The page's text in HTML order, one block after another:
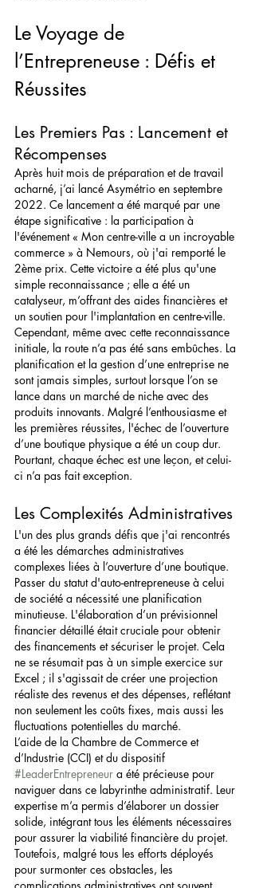
Le Voyage de
l’Entrepreneuse : Défis et
Réussites
Les Premiers Pas : Lancement et
Récompenses
Après huit mois de préparation et de travail
acharné, j’ai lancé Asymétrio en septembre
2022. Ce lancement a été marqué par une
étape significative : la participation à
l'événement « Mon centre-ville a un incroyable
commerce » à Nemours, où j'ai remporté le
2ème prix. Cette victoire a été plus qu'une
simple reconnaissance ; elle a été un
catalyseur, m’offrant des aides financières et
un soutien pour l'implantation en centre-ville.
Cependant, même avec cette reconnaissance
initiale, la route n’a pas été sans embûches. La
planification et la gestion d’une entreprise ne
sont jamais simples, surtout lorsque l’on se
lance dans un marché de niche avec des
produits innovants. Malgré l’enthousiasme et
les premières réussites, l'échec de l’ouverture
d’une boutique physique a été un coup dur.
Pourtant, chaque échec est une leçon, et celui-
ci n’a pas fait exception.
Les Complexités Administratives
L'un des plus grands défis que j'ai rencontrés
a été les démarches administratives
complexes liées à l’ouverture d’une boutique.
Passer du statut d'auto-entrepreneuse à celui
de société a nécessité une planification
minutieuse. L'élaboration d’un prévisionnel
financier détaillé était cruciale pour obtenir
des financements et sécuriser le projet. Cela
ne se résumait pas à un simple exercice sur
Excel ; il s'agissait de créer une projection
réaliste des revenus et des dépenses, reflétant
non seulement les coûts fixes, mais aussi les
fluctuations potentielles du marché.
L’aide de la Chambre de Commerce et
d’Industrie (CCI) et du dispositif
#LeaderEntrepreneur a été précieuse pour
naviguer dans ce labyrinthe administratif. Leur
expertise m’a permis d’élaborer un dossier
solide, intégrant tous les éléments nécessaires
pour assurer la viabilité financière du projet.
Toutefois, malgré tous les efforts déployés
pour surmonter ces obstacles, les